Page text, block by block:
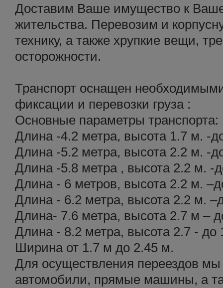
Доставим Ваше имущество к
жительства. Перевозим и
технику, а также хрупкие вещи,
осторожности.
Транспорт оснащен
фиксации и перевозки груза :
Основные параметры транспорта:
Длина -4.2 метра, высота 1.7 м. -
Длина -5.2 метра, высота 2.2 м. -
Длина -5.8 метра , высота 2.2 м. -
Длина - 6 метров, высота 2.2 м.
Длина - 6.2 метра, высота 2.2 м.
Длина- 7.6 метра, высота 2.7 м –
Длина - 8.2 метра, высота 2.7 - до
Ширина от 1.7 м до 2.45 м.
Для осуществления переездов
автомобили, прямые машины, а